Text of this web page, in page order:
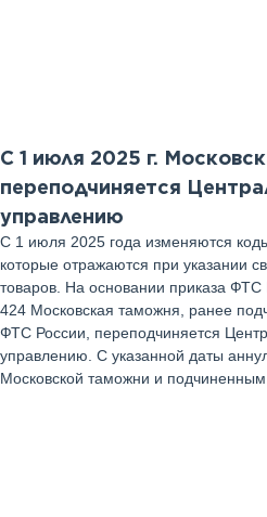
С 1 июля 2025 г.
переподчиняется
управлению
С 1 июля 2025 года изменяются
которые отражаются при указании
товаров. На основании приказа
424 Московская таможня, ранее
ФТС России, переподчиняется
управлению. С указанной даты
Московской таможни и